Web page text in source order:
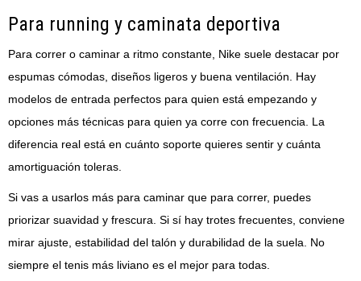
Para running y caminata deportiva
Para correr o caminar a ritmo constante, Nike suele destacar por
espumas cómodas, diseños ligeros y buena ventilación. Hay
modelos de entrada perfectos para quien está empezando y
opciones más técnicas para quien ya corre con frecuencia. La
diferencia real está en cuánto soporte quieres sentir y cuánta
amortiguación toleras.
Si vas a usarlos más para caminar que para correr, puedes
priorizar suavidad y frescura. Si sí hay trotes frecuentes, conviene
mirar ajuste, estabilidad del talón y durabilidad de la suela. No
siempre el tenis más liviano es el mejor para todas.